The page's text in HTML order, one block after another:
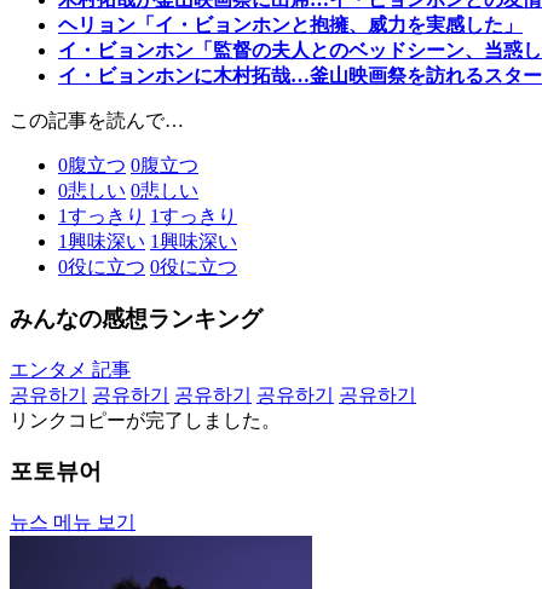
ヘリョン「イ・ビョンホンと抱擁、威力を実感した」
イ・ビョンホン「監督の夫人とのベッドシーン、当惑し
イ・ビョンホンに木村拓哉…釜山映画祭を訪れるスタ
この記事を読んで…
0腹立つ 0腹立つ
0悲しい 0悲しい
1すっきり 1すっきり
1興味深い 1興味深い
0役に立つ 0役に立つ
みんなの感想ランキング
エンタメ 記事
공유하기
공유하기 공유하기 공유하기
공유하기
リンクコピーが完了しました。
포토뷰어
뉴스 메뉴 보기